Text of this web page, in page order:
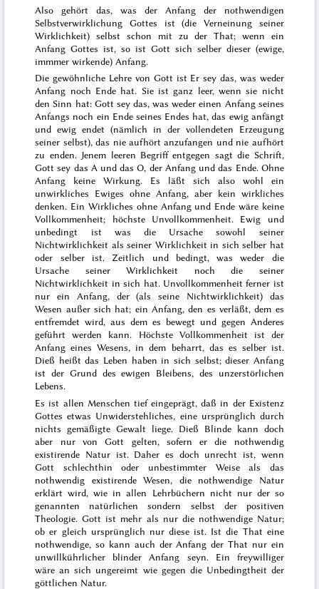
Also gehört das, was der Anfang der nothwendigen
Selbstverwirklichung Gottes ist (die Verneinung seiner
Wirklichkeit) selbst schon mit zu der That; wenn ein
Anfang Gottes ist, so ist Gott sich selber dieser (ewige,
immmer wirkende) Anfang.
Die gewöhnliche Lehre von Gott ist Er sey das, was weder
Anfang noch Ende hat. Sie ist ganz leer, wenn sie nicht
den Sinn hat: Gott sey das, was weder einen Anfang seines
Anfangs noch ein Ende seines Endes hat, das ewig anfängt
und ewig endet (nämlich in der vollendeten Erzeugung
seiner selbst), das nie aufhört anzufangen und nie aufhört
zu enden. Jenem leeren Begriff entgegen sagt die Schrift,
Gott sey das A und das O, der Anfang und das Ende. Ohne
Anfang keine Wirkung. Es läßt sich also wohl ein
unwirkliches Ewiges ohne Anfang, aber kein wirkliches
denken. Ein Wirkliches ohne Anfang und Ende wäre keine
Vollkommenheit; höchste Unvollkommenheit. Ewig und
unbedingt ist was die Ursache sowohl seiner
Nichtwirklichkeit als seiner Wirklichkeit in sich selber hat
oder selber ist. Zeitlich und bedingt, was weder die
Ursache seiner Wirklichkeit noch die seiner
Nichtwirklichkeit in sich hat. Unvollkommenheit ferner ist
nur ein Anfang, der (als seine Nichtwirklichkeit) das
Wesen außer sich hat; ein Anfang, den es verläßt, dem es
entfremdet wird, aus dem es bewegt und gegen Anderes
geführt werden kann. Höchste Vollkommenheit ist der
Anfang eines Wesens, in dem beharrt, das es selber ist.
Dieß heißt das Leben haben in sich selbst; dieser Anfang
ist der Grund des ewigen Bleibens, des unzerstörlichen
Lebens.
Es ist allen Menschen tief eingeprägt, daß in der Existenz
Gottes etwas Unwiderstehliches, eine ursprünglich durch
nichts gemäßigte Gewalt liege. Dieß Blinde kann doch
aber nur von Gott gelten, sofern er die nothwendig
existirende Natur ist. Daher es doch unrecht ist, wenn
Gott schlechthin oder unbestimmter Weise als das
nothwendig existirende Wesen, die nothwendige Natur
erklärt wird, wie in allen Lehrbüchern nicht nur der so
genannten natürlichensondern selbst der positiven
Theologie. Gott ist mehr als nur die nothwendige Natur;
ob er gleich ursprünglich nur diese ist. Ist die That eine
nothwendige, so kann auch der Anfang der That nur ein
unwillkührlicher blinder Anfang seyn. Ein freywilliger
wäre an sich ungereimt wiegegen die Unbedingtheit der
göttlichen Natur.